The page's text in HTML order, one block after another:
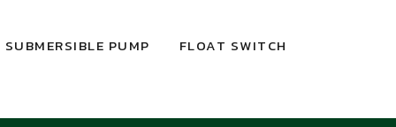
SUBMERSIBLE PUMP
FLOAT SWITCH